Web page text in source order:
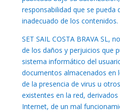
responsabilidad que se pueda
inadecuado de los contenidos.
SET SAIL COSTA BRAVA SL,
de los daños y perjuicios que
sistema informático del
documentos almacenados en
de la presencia de virus u
existentes en la red,
Internet, de un mal